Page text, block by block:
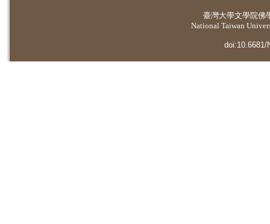
臺灣大學文學院佛
National Taiwan
doi:10.6681/